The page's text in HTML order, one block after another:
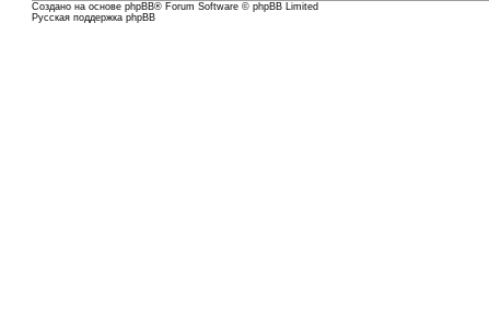
Создано на основеphpBB® Forum Software © phpBB Limited
Русская поддержка phpBB